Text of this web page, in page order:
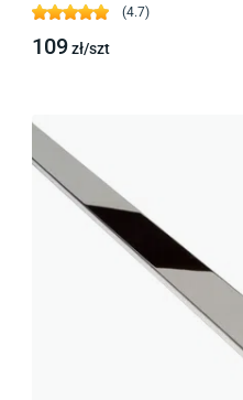
(4.7)
109zł/szt